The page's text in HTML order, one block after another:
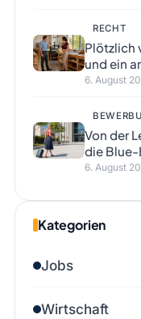
RECHT
Plötzlich
und ein
6. August
Von der
die
6. August
Kategorien
Jobs
Wirtschaft